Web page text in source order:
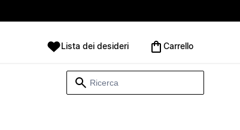
Lista dei desideri Carrello